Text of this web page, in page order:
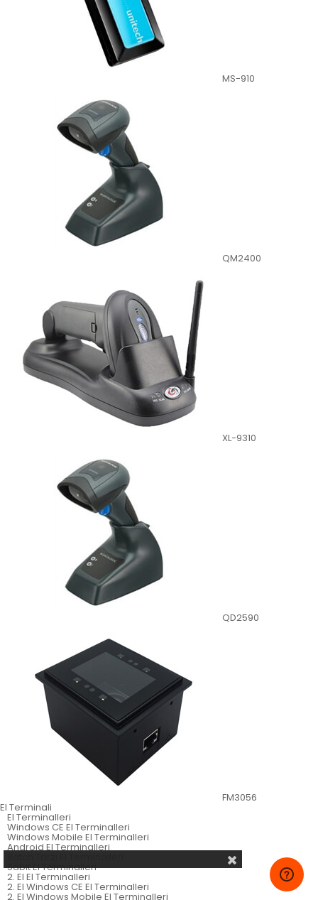
MS-910
QM2400
XL-9310
QD2590
FM3056
El Terminali
El Terminalleri
Windows CE El Terminalleri
Windows Mobile El Terminalleri
Android El Terminalleri
Sabit El Terminalleri
2. El El Terminalleri
2. El Windows CE El Terminalleri
2. El Windows Mobile El Terminalleri